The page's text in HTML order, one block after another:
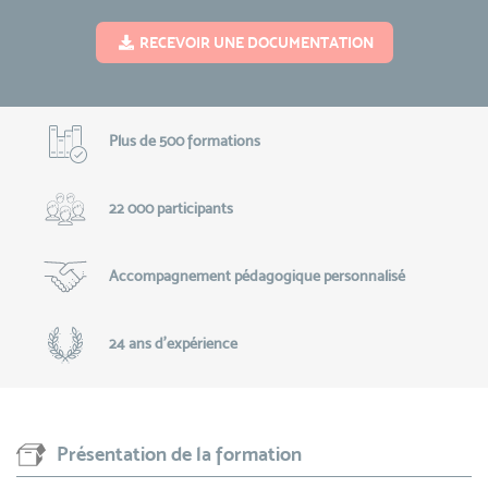
RECEVOIR UNE DOCUMENTATION
Plus de 500 formations
22 000 participants
Accompagnement pédagogique personnalisé
24 ans d'expérience
Présentation de la formation